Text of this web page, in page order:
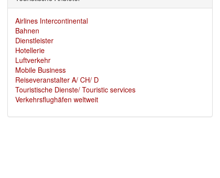
Airlines Intercontinental
Bahnen
Dienstleister
Hotellerie
Luftverkehr
Mobile Business
Reiseveranstalter A/ CH/ D
Touristische Dienste/ Touristic services
Verkehrsflughäfen weltweit